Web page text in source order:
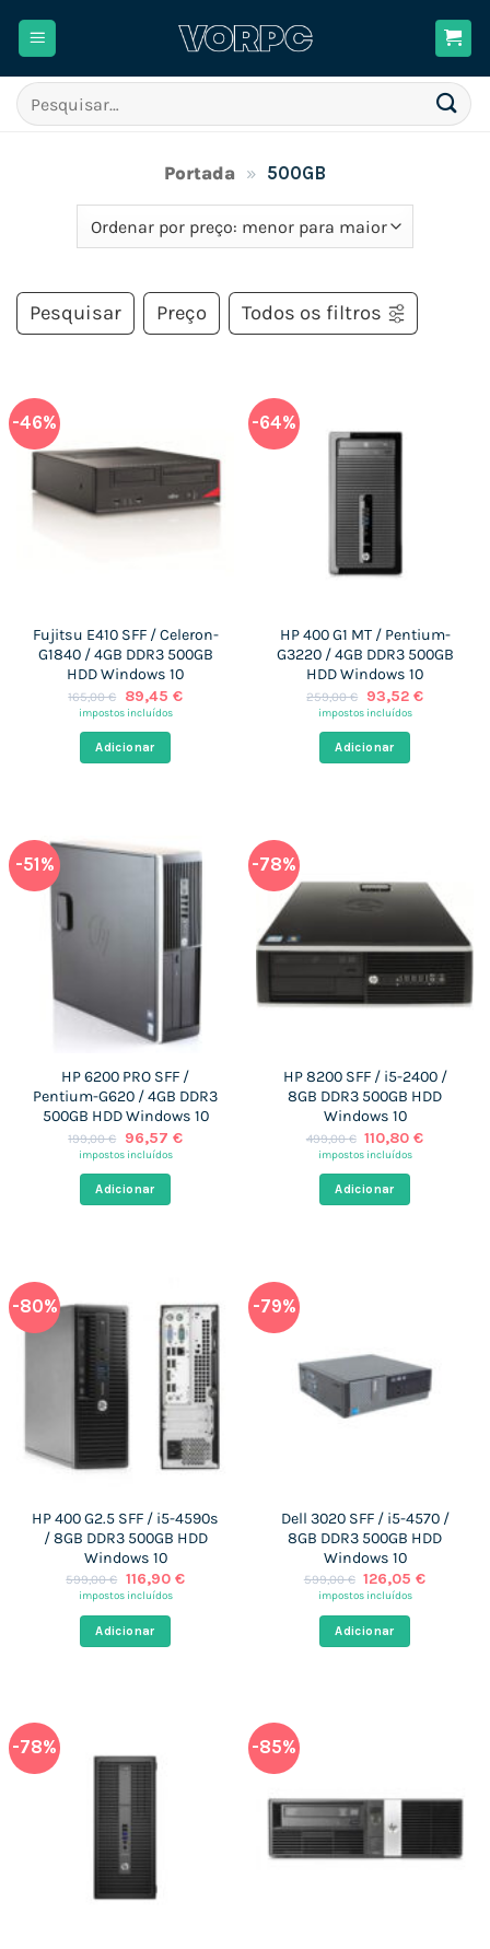
Pesquisar
por:
Portada » 500GB
Pesquisar Preço Todos os filtros
-46%
Fujitsu E410 SFF / Celeron-
G1840 / 4GB DDR3 500GB
HDD Windows 10
165,00€
O
preço
era:
165,00 €.
89,45 €O
impostos incluídos
Adicionar
-64%
HP 400 G1 MT / Pentium-
G3220 / 4GB DDR3 500GB
HDD Windows 10
259,00€
O
preço
era:
259,00 €.
93,52 €O
impostos incluídos
Adicionar
-51%
HP 6200 PRO SFF /
Pentium-G620 / 4GB DDR3
500GB HDD Windows 10
199,00€
O
preço
era:
199,00 €.
96,57 €O
impostos incluídos
Adicionar
-78%
HP 8200 SFF / i5-2400 /
8GB DDR3 500GB HDD
Windows 10
499,00€ O
preço
era:
499,00 €.
110,80€O
impostos incluídos
Adicionar
-80%
HP 400 G2.5 SFF / i5-4590s
/ 8GB DDR3 500GB HDD
Windows 10
599,00€ O
preço
era:
599,00 €.
116,90 €O
impostos incluídos
Adicionar
-79%
Dell 3020 SFF / i5-4570 /
8GB DDR3 500GB HDD
Windows 10
599,00€ O
preço
era:
599,00 €.
126,05€O
impostos incluídos
Adicionar
-78% -85%